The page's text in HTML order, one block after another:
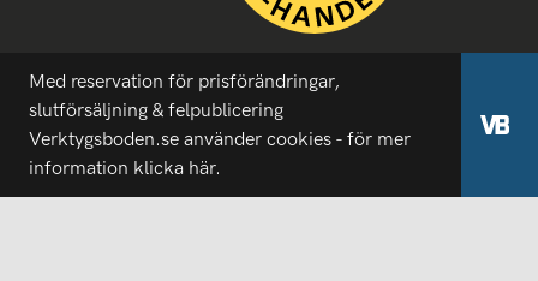
Med reservation för prisförändringar,
slutförsäljning & felpublicering
Verktygsboden.se använder cookies - för mer
information klicka här.